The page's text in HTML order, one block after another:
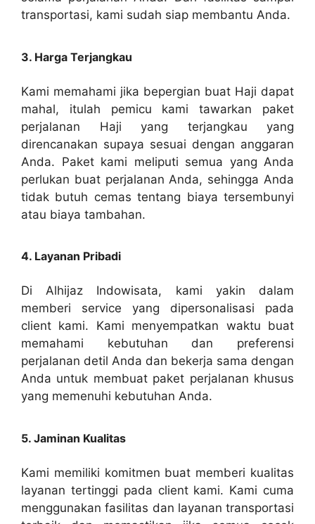
transportasi, kami sudah siap membantu Anda.
3. Harga Terjangkau
Kami memahami jika bepergian buat Haji dapat
mahal, itulah pemicu kami tawarkan paket
perjalanan Haji yang terjangkau yang
direncanakan supaya sesuai dengan anggaran
Anda. Paket kami meliputi semua yang Anda
perlukan buat perjalanan Anda, sehingga Anda
tidak butuh cemas tentang biaya tersembunyi
atau biaya tambahan.
4. Layanan Pribadi
Di Alhijaz Indowisata, kami yakin dalam
memberi service yang dipersonalisasi pada
client kami. Kami menyempatkan waktu buat
memahami kebutuhan dan preferensi
perjalanan detil Anda dan bekerja sama dengan
Anda untuk membuat paket perjalanan khusus
yang memenuhi kebutuhan Anda.
5. Jaminan Kualitas
Kami memiliki komitmen buat memberi kualitas
layanan tertinggi pada client kami. Kami cuma
menggunakan fasilitas dan layanan transportasi